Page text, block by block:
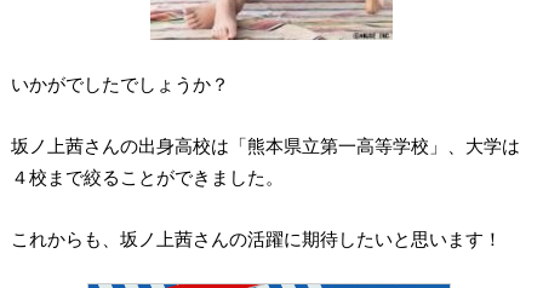
いかがでしたでしょうか？
坂ノ上茜さんの出身高校は「熊本県立第一高等学校」、大学は
４校まで絞ることができました。
これからも、坂ノ上茜さんの活躍に期待したいと思います！